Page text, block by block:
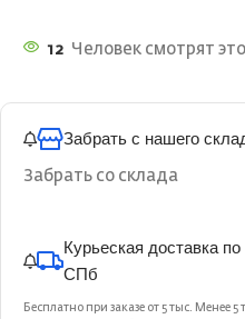
12 Человек смотрят
Забрать с нашего
Забрать со склада
Курьеская доставка по
СПб
Бесплатно при заказе от 5 тыс. Менее 5